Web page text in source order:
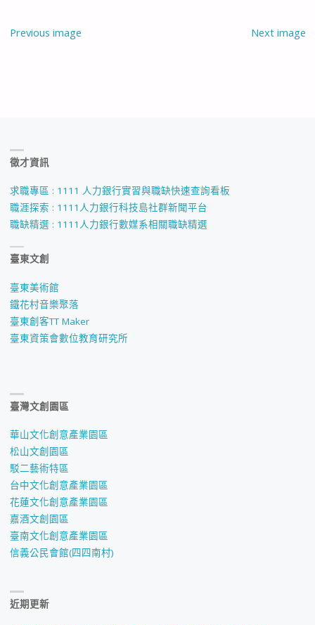
Previous image Next image
徵才資訊
求職專區 : 1111 人力銀行實習與職缺快速查詢看板
職涯探索 : 1111人力銀行科技島社群新聞平台
職缺精選 : 1111人力銀行數媒系相關職缺精選
臺東文創
臺東美術館
鐵花村音樂聚落
臺東創客TT Maker
臺東資策會數位教育研究所
臺灣文創園區
華山文化創意產業園區
松山文創園區
駁二藝術特區
台中文化創意產業園區
花蓮文化創意產業園區
嘉酒文創園區
臺南文化創意產業園區
信義公民會館(四四南村)
近期更新